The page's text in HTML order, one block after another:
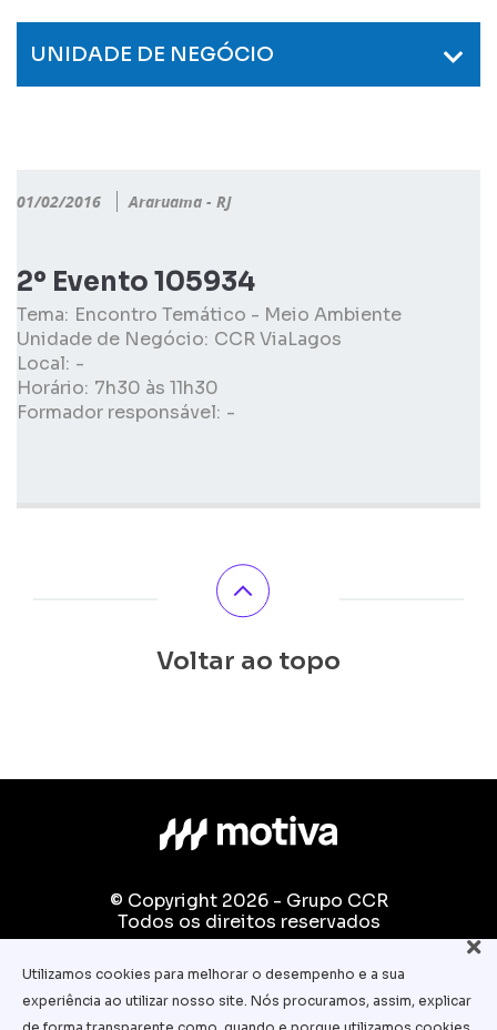
UNIDADE DE NEGÓCIO
01/02/2016 Araruama - RJ
2º Evento 105934
Tema: Encontro Temático - Meio Ambiente
Unidade de Negócio: CCR ViaLagos
Local: -
Horário: 7h30 às 11h30
Formador responsável: -
Voltar ao topo
© Copyright 2026 - Grupo CCR
Todos os direitos reservados
Fale conosco:
equipe.pedagogica@motiva.com.br
Utilizamos cookies para melhorar o desempenho e a sua
experiência ao utilizar nosso site. Nós procuramos, assim, explicar